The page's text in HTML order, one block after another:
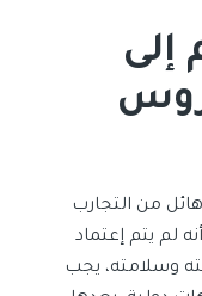
إلى
من التجارب
لم يتم إعتماد
وسلامته، يجب